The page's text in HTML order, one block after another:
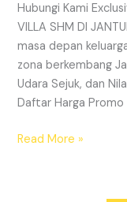
Hubungi Kami
VILLA SHM DI
masa depan
zona berkembang
Udara Sejuk, dan
Daftar Harga
Read More »